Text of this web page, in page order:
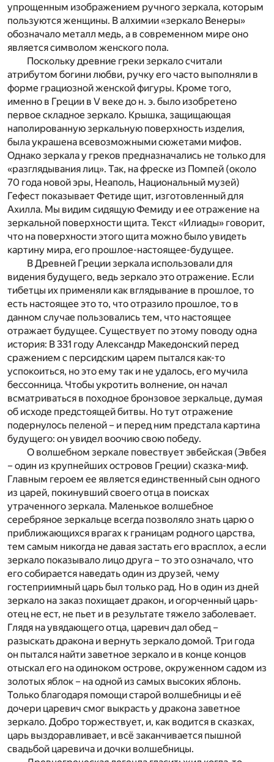
упрощенным изображением ручного зеркала, которым
пользуются женщины. В алхимии «зеркало Венеры»
обозначало металл медь, а в современном мире оно
является символом женского пола.
Поскольку древние греки зеркало считали
атрибутом богини любви, ручку его часто выполняли в
форме грациозной женской фигуры. Кроме того,
именно в Греции в V веке до н. э. было изобретено
первое складное зеркало. Крышка, защищающая
наполированную зеркальную поверхность изделия,
была украшена всевозможными сюжетами мифов.
Однако зеркала у греков предназначались не только для
«разглядывания лиц». Так, на фреске из Помпей (около
70 года новой эры, Неаполь, Национальный музей)
Гефест показывает Фетиде щит, изготовленный для
Ахилла. Мы видим сидящую Фемиду и ее отражение на
зеркальной поверхности щита. Текст «Илиады» говорит,
что на поверхности этого щита можно было увидеть
картину мира, его прошлое-настоящее-будущее.
В Древней Греции зеркала использовали для
видения будущего, ведь зеркало это отражение. Если
тибетцы их применяли как вглядывание в прошлое, то
есть настоящее это то, что отразило прошлое, то в
данном случае пользовались тем, что настоящее
отражает будущее. Существует по этому поводу одна
история: В 331 году Александр Македонский перед
сражением с персидским царем пытался как-то
успокоиться, но это ему так и не удалось, его мучила
бессонница. Чтобы укротить волнение, он начал
всматриваться в походное бронзовое зеркальце, думая
об исходе предстоящей битвы. Но тут отражение
подернулось пеленой – и перед ним предстала картина
будущего: он увидел воочию свою победу.
О волшебном зеркале повествует эвбейская (Эвбея
– один из крупнейших островов Греции) сказка-миф.
Главным героем ее является единственный сын одного
из царей, покинувший своего отца в поисках
утраченного зеркала. Маленькое волшебное
серебряное зеркальце всегда позволяло знать царю о
приближающихся врагах к границам родного царства,
тем самым никогда не давая застать его врасплох, а если
зеркало показывало лицо друга – то это означало, что
его собирается наведать один из друзей, чему
гостеприимный царь был только рад. Но в один из дней
зеркало на заказ похищает дракон, и огорченный царь-
отец не ест, не пьет и в результате тяжело заболевает.
Глядя на увядающего отца, царевич дал обед –
разыскать дракона и вернуть зеркало домой. Три года
он пытался найти заветное зеркало и в конце концов
отыскал его на одиноком острове, окруженном садом из
золотых яблок – на одной из самых высоких яблонь.
Только благодаря помощи старой волшебницы и её
дочери царевич смог выкрасть у дракона заветное
зеркало. Добро торжествует, и, как водится в сказках,
царь выздоравливает, и всё заканчивается пышной
свадьбой царевича и дочки волшебницы.